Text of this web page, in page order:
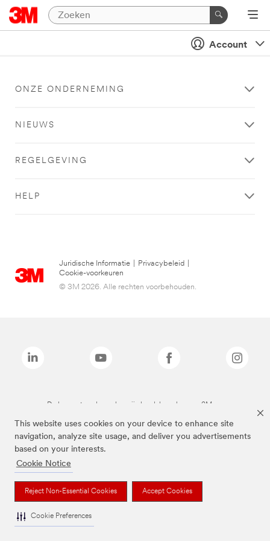
This website uses cookies on your device to enhance site
navigation, analyze site usage, and deliver you advertisements
based on your interests.
Cookie Notice
Reject Non-Essential Cookies Accept Cookies
Cookie Preferences
Account
ONZE ONDERNEMING
NIEUWS
REGELGEVING
HELP
Juridische Informatie Privacybeleid
Cookie-voorkeuren
© 3M 2026. Alle rechten voorbehouden.
De bovenstaande merken zijn handelsmerken van 3M.we